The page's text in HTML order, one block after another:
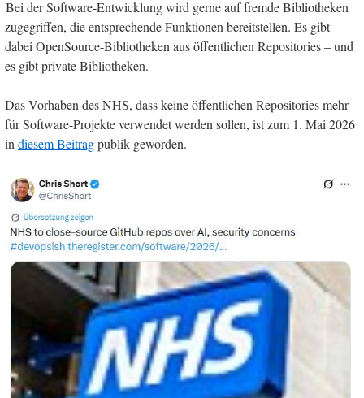
Bei der Software-Entwicklung wird gerne auf fremde Bibliotheken
zugegriffen, die entsprechende Funktionen bereitstellen. Es gibt
dabei OpenSource-Bibliotheken aus öffentlichen Repositories – und
es gibt private Bibliotheken.
Das Vorhaben des NHS, dass keine öffentlichen Repositories mehr
für Software-Projekte verwendet werden sollen, ist zum 1. Mai 2026
indiesem Beitragpublik geworden.